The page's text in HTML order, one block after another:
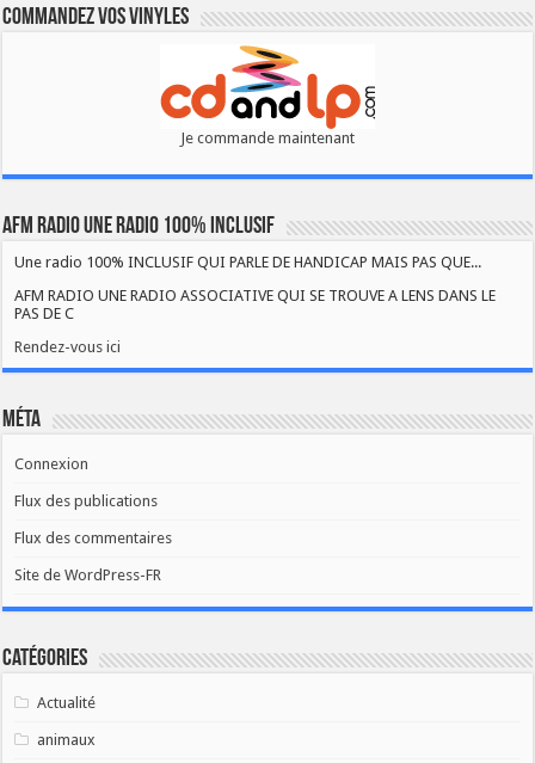
Commandez vos vinyles
Je commande maintenant
AFM RADIO UNE RADIO 100% INCLUSIF
Une radio 100% INCLUSIF QUI PARLE DE HANDICAP MAIS PAS QUE...
AFM RADIO UNE RADIO ASSOCIATIVE QUI SE TROUVE A LENS DANS LE
PAS DE C
Rendez-vous ici
Méta
Connexion
Flux des publications
Flux des commentaires
Site de WordPress-FR
Catégories
Actualité
animaux